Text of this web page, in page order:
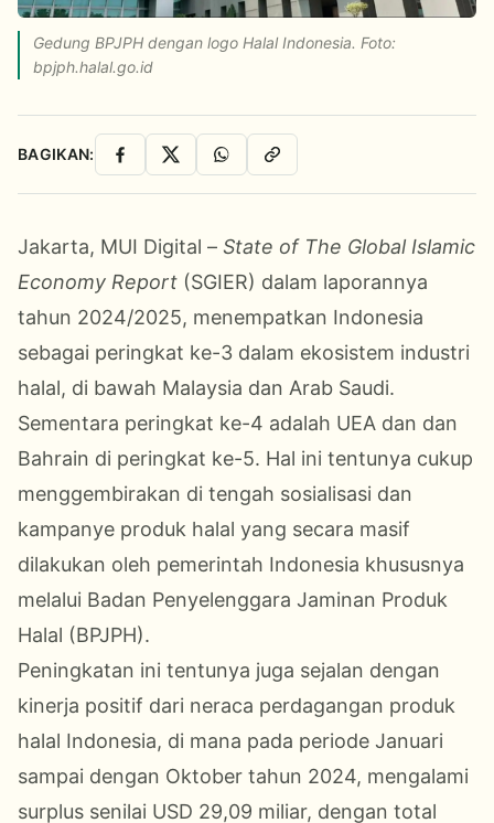
Gedung BPJPH dengan logo Halal Indonesia. Foto:
bpjph.halal.go.id
BAGIKAN: Facebook
X WhatsAppSalin Link
Jakarta, MUI Digital – State of The Global Islamic
Economy Report (SGIER) dalam laporannya
tahun 2024/2025, menempatkan Indonesia
sebagai peringkat ke-3 dalam ekosistem industri
halal, di bawah Malaysia dan Arab Saudi.
Sementara peringkat ke-4 adalah UEA dan dan
Bahrain di peringkat ke-5. Hal ini tentunya cukup
menggembirakan di tengah sosialisasi dan
kampanye produk halal yang secara masif
dilakukan oleh pemerintah Indonesia khususnya
melalui Badan Penyelenggara Jaminan Produk
Halal (BPJPH).
Peningkatan ini tentunya juga sejalan dengan
kinerja positif dari neraca perdagangan produk
halal Indonesia, di mana pada periode Januari
sampai dengan Oktober tahun 2024, mengalami
surplus senilai USD 29,09 miliar, dengan total